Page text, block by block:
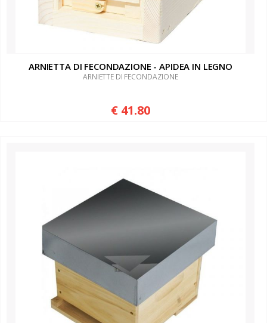
ARNIETTA DI FECONDAZIONE - APIDEA IN LEGNO
ARNIETTE DI FECONDAZIONE
€ 41.80